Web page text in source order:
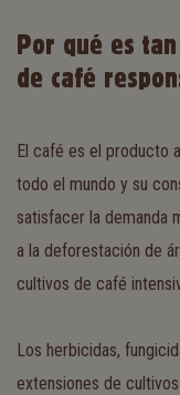
Por qué es
de café
El café es el producto
todo el mundo y su
satisfacer la demanda
a la deforestación de
cultivos de café
Los herbicidas,
extensiones de